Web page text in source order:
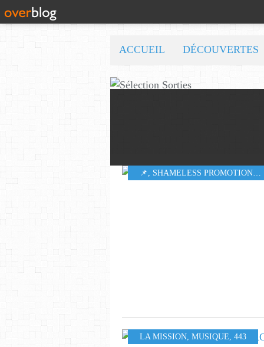
ACCUEIL DÉCOUVERTES
​​​​​​​📌 , SHAMELESS PROMOTION PR
LA MISSION, MUSIQUE, 443